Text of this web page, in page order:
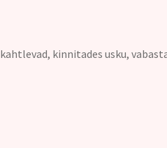
kinnitades usku,